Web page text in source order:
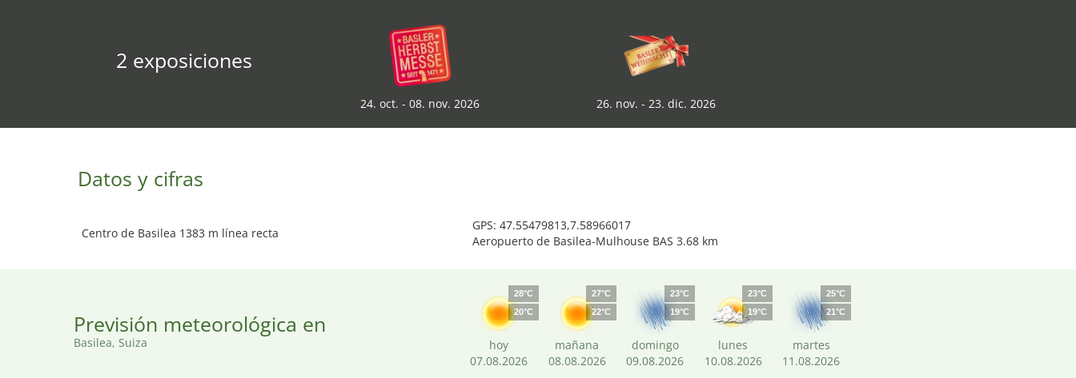
2 exposiciones
24. oct. - 08. nov. 2026 26. nov. - 23. dic. 2026
Datos y cifras
Centro de Basilea 1383 m línea recta
GPS: 47.55479813,7.58966017
Aeropuerto de Basilea-Mulhouse BAS 3.68 km
Previsión meteorológica en
Basilea, Suiza
28°C
20°C
hoy
07.08.2026
27°C
22°C
mañana
08.08.2026
23°C
19°C
domingo
09.08.2026
23°C
19°C
lunes
10.08.2026
25°C
21°C
martes
11.08.2026